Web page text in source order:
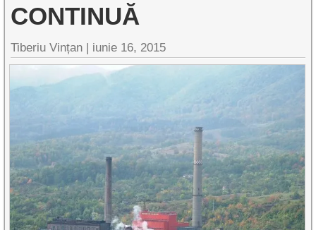
CONTINUĂ
Tiberiu Vințan | iunie 16, 2015